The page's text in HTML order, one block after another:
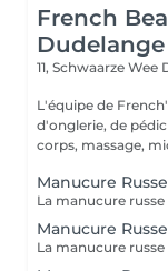
French
Dudelange
11, Schwaarze Wee
L'équipe de
d'onglerie, de
corps, massage,
Manucure Russe
Manucure